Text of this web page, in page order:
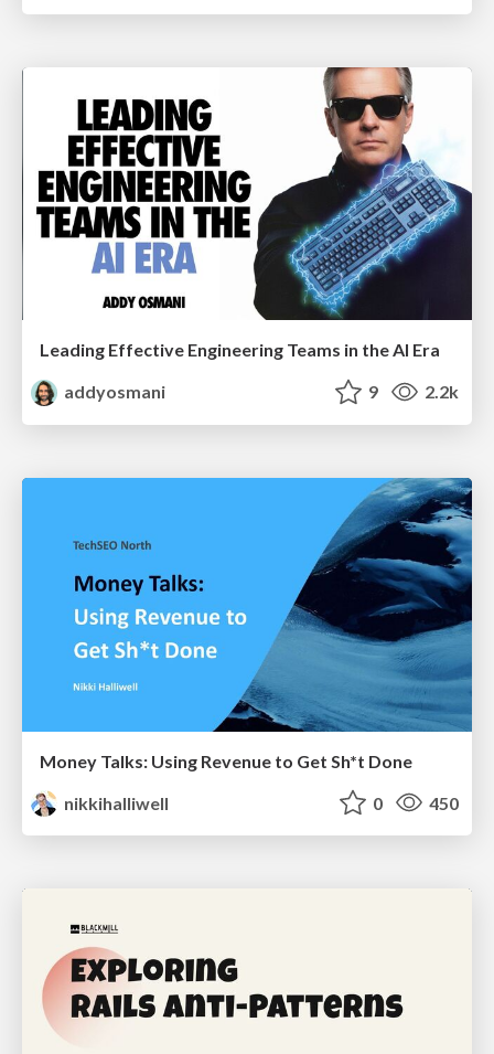
Leading Effective Engineering Teams in the AI Era
addyosmani
9 2.2k
Money Talks: Using Revenue to Get Sh*t Done
nikkihalliwell
0 450